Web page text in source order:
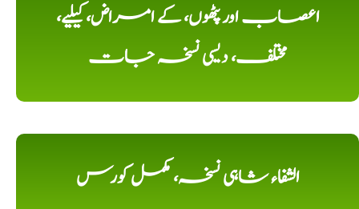
اعصاب اور پٹھوں، کے امراض، کیلیے،
مختلف، دیسی نسخہ جات
الشفاء شاہی نسخہ، مکمل کورس